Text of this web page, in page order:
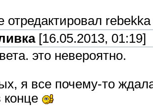
rebekka
[16.05.2013, 01:19]
это невероятно.
я все почему-то
конце